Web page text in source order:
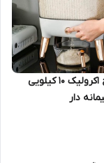
سطل برنج اکرولیک ۱۰ کیلویی
دار